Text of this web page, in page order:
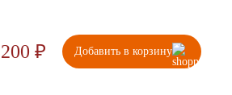
200 ₽
Количество
товара
Добавить в корзину